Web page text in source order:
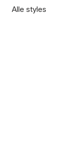
Alle styles